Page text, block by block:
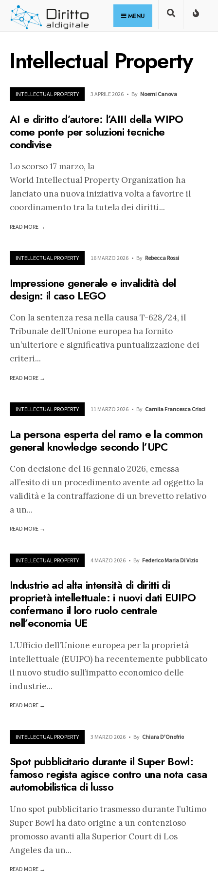
Skip
MENU
Intellectual Property
INTELLECTUAL PROPERTY 3 APRILE 2026 • By Noemi Canova
AI e diritto d’autore: l’AIII della WIPO
come ponte per soluzioni tecniche
condivise
Lo scorso 17 marzo, la
World Intellectual Property Organization ha
lanciato una nuova iniziativa volta a favorire il
coordinamento tra la tutela dei diritti...
READ MORE →
INTELLECTUAL PROPERTY 16 MARZO 2026 • By Rebecca Rossi
Impressione generale e invalidità del
design: il caso LEGO
Con la sentenza resa nella causa T-628/24, il
Tribunale dell’Unione europea ha fornito
un’ulteriore e significativa puntualizzazione dei
criteri...
READ MORE →
INTELLECTUAL PROPERTY 11 MARZO 2026 • By Camila Francesca Crisci
La persona esperta del ramo e la common
general knowledge secondo l’UPC
Con decisione del 16 gennaio 2026, emessa
all’esito di un procedimento avente ad oggetto la
validità e la contraffazione di un brevetto relativo
a un...
READ MORE →
INTELLECTUAL PROPERTY 4 MARZO 2026 • By Federico Maria Di Vizio
Industrie ad alta intensità di diritti di
proprietà intellettuale: i nuovi dati EUIPO
confermano il loro ruolo centrale
nell’economia UE
L’Ufficio dell’Unione europea per la proprietà
intellettuale (EUIPO) ha recentemente pubblicato
il nuovo studio sull’impatto economico delle
industrie...
READ MORE →
INTELLECTUAL PROPERTY 3 MARZO 2026 • By Chiara D'Onofrio
Spot pubblicitario durante il Super Bowl:
famoso regista agisce contro una nota casa
automobilistica di lusso
Uno spot pubblicitario trasmesso durante l’ultimo
Super Bowl ha dato origine a un contenzioso
promosso avanti alla Superior Court di Los
Angeles da un...
READ MORE →